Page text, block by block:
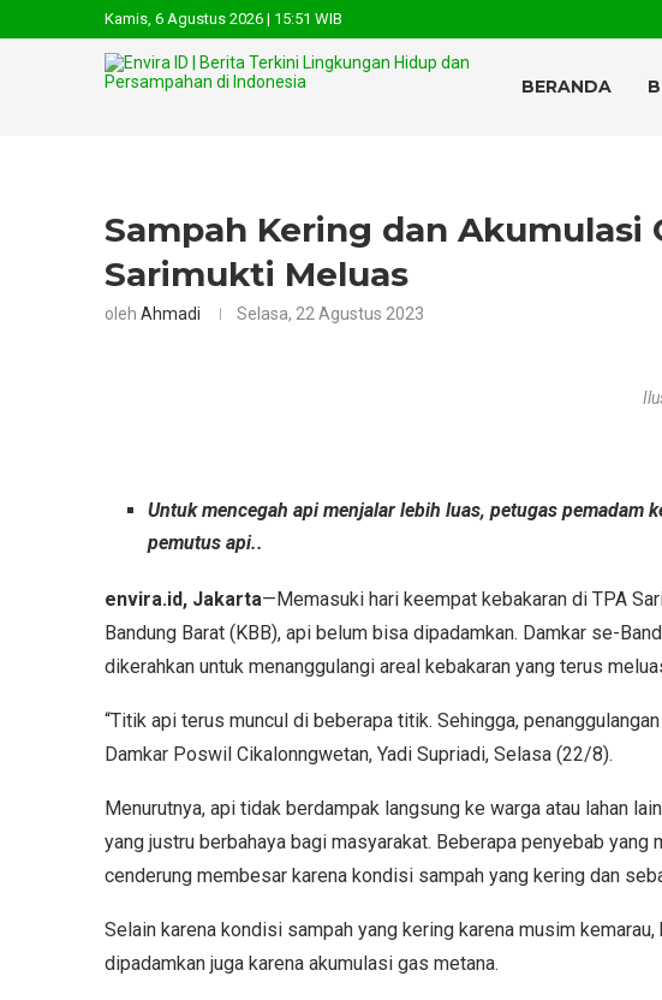
Kamis, 6 Agustus 2026 | 15:51 WIB
BERANDA
Sampah Kering dan Akumulasi
Sarimukti Meluas
oleh Ahmadi Selasa, 22 Agustus 2023
Untuk mencegah api menjalar lebih luas, petugas pemadam
pemutus api..
envira.id, Jakarta—Memasuki hari keempat kebakaran di TPA
Bandung Barat (KBB), api belum bisa dipadamkan. Damkar se-
dikerahkan untuk menanggulangi areal kebakaran yang terus
“Titik api terus muncul di beberapa titik. Sehingga,
Damkar Poswil Cikalonngwetan, Yadi Supriadi, Selasa (22/8).
Menurutnya, api tidak berdampak langsung ke warga atau lahan
yang justru berbahaya bagi masyarakat. Beberapa penyebab
cenderung membesar karena kondisi sampah yang kering dan
Selain karena kondisi sampah yang kering karena musim
dipadamkan juga karena akumulasi gas metana.